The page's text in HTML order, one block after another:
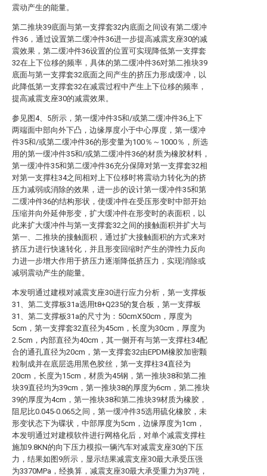
震动产生的能量。
第二推块39底面与第一支撑套32内底面之间设有第二缓冲
件36，通过设置第二缓冲件36进一步提高减震支座30的减
震效果，第二缓冲件36设置的位置可实现降低第一支撑套
32在上下位移的频率，具体的第二缓冲件36对第二推块39
底面与第一支撑套32底面之间产生的挤压力形成缓冲，以
此降低第一支撑套32在减震过程中产生上下位移的频率，
提高减震支座30的减震效果。
参见图4、5所示，第一缓冲件35和/或第二缓冲件36上下
两端面中部向外下凸，边缘厚度小于中心厚度，第一缓冲
件35和/或第二缓冲件36的形变量为100％～1000％，所选
用的第一缓冲件35和/或第二缓冲件36的材质为橡胶材料，
第一缓冲件35和第二缓冲件36充分保障对第一支撑套32相
对第一支撑柱34之间相对上下位移时将震动力转化为的挤
压力减弱或消除的效果，进一步的设计第一缓冲件35和第
二缓冲件36的结构形状，使缓冲件在受压形变时中部开始
压缩并向外延伸形变，扩大缓冲件在形变时的表面积，以
此来扩大缓冲件与第一支撑套32之间的接触面积并扩大与
第一、二推块的接触面积，通过扩大接触面积的方式来对
挤压力进行快速转化，并且形变回缩时产生的弹性力反向
力进一步增大作用于挤压力逐渐降低挤压力，实现消除或
减弱震动产生的能量。
本发明通过建模对减震支座30进行应力分析，第一支撑板
31、第二支撑板31a选用t8+Q235的复合板，第一支撑板
31、第二支撑板31a的尺寸为：50cmX50cm，厚度为
5cm，第一支撑套32直径为45cm，长度为30cm，厚度为
2.5cm，内部直径为40cm，其一侧开有与第一支撑柱34配
合的通孔直径为20cm，第一支撑套32由EPDM橡胶加密颗
粒制成并在底层选用黑色胶丝，第一支撑柱34直径为
20cm，长度为15cm，材质为45钢，第一推块38和第二推
块39直径均为39cm，第一推块38的厚度为6cm，第二推块
39的厚度为4cm，第一推块38和第二推块39材质为橡胶，
阻尼比0.045-0.065之间，第一缓冲件35选用硫化橡胶，未
形变状态下为碟状，中部厚度为5cm，边缘厚度为1cm，
本发明通过对建模软件进行网格化后，对单个减震支撑柱
施加9.8KN的向下压力模拟一辆汽车对减震支座30的下压
力，结果如图9所示，显示结果减震支座30最大承受压强
为3370MPa，经换算，减震支座30最大承受重力为37吨，